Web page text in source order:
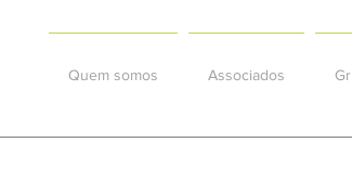
Quem somos Associados